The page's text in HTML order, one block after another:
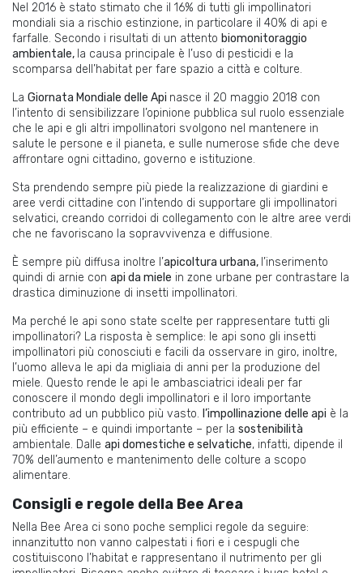
Nel 2016 è stato stimato che il 16% di tutti gli impollinatori
mondiali sia a rischio estinzione, in particolare il 40% di api e
farfalle. Secondo i risultati di un attento biomonitoraggio
ambientale, la causa principale è l’uso di pesticidi e la
scomparsa dell’habitat per fare spazio a città e colture.
La Giornata Mondiale delle Api nasce il 20 maggio 2018 con
l’intento di sensibilizzare l’opinione pubblica sul ruolo essenziale
che le api e gli altri impollinatori svolgono nel mantenere in
salute le persone e il pianeta, e sulle numerose sfide che deve
affrontare ogni cittadino, governo e istituzione.
Sta prendendo sempre più piede la realizzazione di giardini e
aree verdi cittadine con l’intendo di supportare gli impollinatori
selvatici, creando corridoi di collegamento con le altre aree verdi
che ne favoriscano la sopravvivenza e diffusione.
È sempre più diffusa inoltre l’apicoltura urbana, l’inserimento
quindi di arnie con api da miele in zone urbane per contrastare la
drastica diminuzione di insetti impollinatori.
Ma perché le api sono state scelte per rappresentare tutti gli
impollinatori? La risposta è semplice: le api sono gli insetti
impollinatori più conosciuti e facili da osservare in giro, inoltre,
l’uomo alleva le api da migliaia di anni per la produzione del
miele. Questo rende le api le ambasciatrici ideali per far
conoscere il mondo degli impollinatori e il loro importante
contributo ad un pubblico più vasto. l’impollinazione delle api è la
più efficiente – e quindi importante – per la sostenibilità
ambientale. Dalle api domestiche e selvatiche, infatti, dipende il
70% dell’aumento e mantenimento delle colture a scopo
alimentare.
Consigli e regole della Bee Area
Nella Bee Area ci sono poche semplici regole da seguire:
innanzitutto non vanno calpestati i fiori e i cespugli che
costituiscono l’habitat e rappresentano il nutrimento per gli